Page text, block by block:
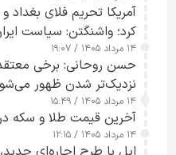
آمریکا تحریم فلای بغداد
کرد؛ واشنگتن: سیاست
۱۴ مرداد ۱۴۰۵ / ۱۹:۰۷
حسن روحانی: برخی
نزدیک‌تر شدن ظهور
۱۴ مرداد ۱۴۰۵ / ۱۵:۴۹
آخرین قیمت طلا و سکه در 14 مرداد+ جدول
۱۴ مرداد ۱۴۰۵ / ۱۲:۱۵